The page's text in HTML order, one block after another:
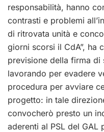
responsabilità, hanno
contrasti e problemi
di ritrovata unità e
giorni scorsi il CdA”, ha
previsione della firma di
lavorando per evadere
procedura per avviare
progetto: in tale
convocherò presto un
aderenti al PSL del GAL